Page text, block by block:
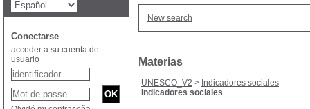
New search
Materias
UNESCO_V2 > Indicadores sociales
Indicadores sociales
Conectarse
acceder a su cuenta de
usuario